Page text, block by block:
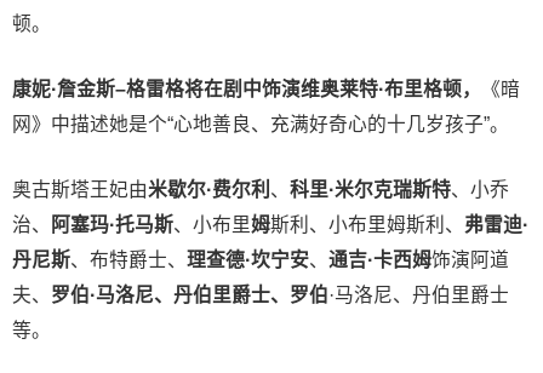
顿。
康妮·詹金斯–格雷格将在剧中饰演维奥莱特·布里格顿，
《暗
网》中描述她是个“心地善良、充满好奇心的十几岁孩子”。
奥古斯塔王妃由米歇尔·费尔利 、 科里·米尔克瑞斯特、小乔
治、
阿塞玛·托马斯、小布里姆斯利、小布里姆斯利、 弗雷迪·
丹尼斯、布特爵士、 理查德·坎宁安、 通吉·卡西姆饰演阿道
夫、 罗伯·马洛尼、丹伯里爵士、罗伯·马洛尼、丹伯里爵士
等。